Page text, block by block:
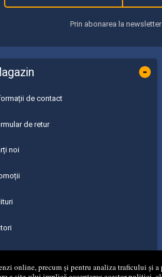
online, precum și pentru analiza traficului
Prin abonarea la
-
de contact
de retur
noi